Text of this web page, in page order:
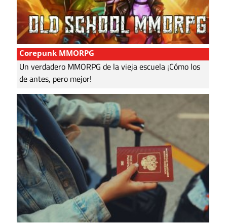
Corepunk MMORPG
Un verdadero MMORPG de la vieja escuela ¡Cómo los
de antes, pero mejor!